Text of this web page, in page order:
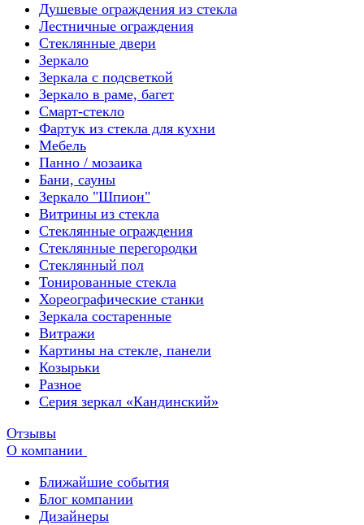
Душевые ограждения из стекла
Лестничные ограждения
Стеклянные двери
Зеркало
Зеркала с подсветкой
Зеркало в раме, багет
Смарт-стекло
Фартук из стекла для кухни
Мебель
Панно / мозаика
Бани, сауны
Зеркало "Шпион"
Витрины из стекла
Стеклянные ограждения
Стеклянные перегородки
Стеклянный пол
Тонированные стекла
Хореографические станки
Зеркала состаренные
Витражи
Картины на стекле, панели
Козырьки
Разное
Серия зеркал «Кандинский»
Отзывы
О компании
Ближайшие события
Блог компании
Дизайнеры